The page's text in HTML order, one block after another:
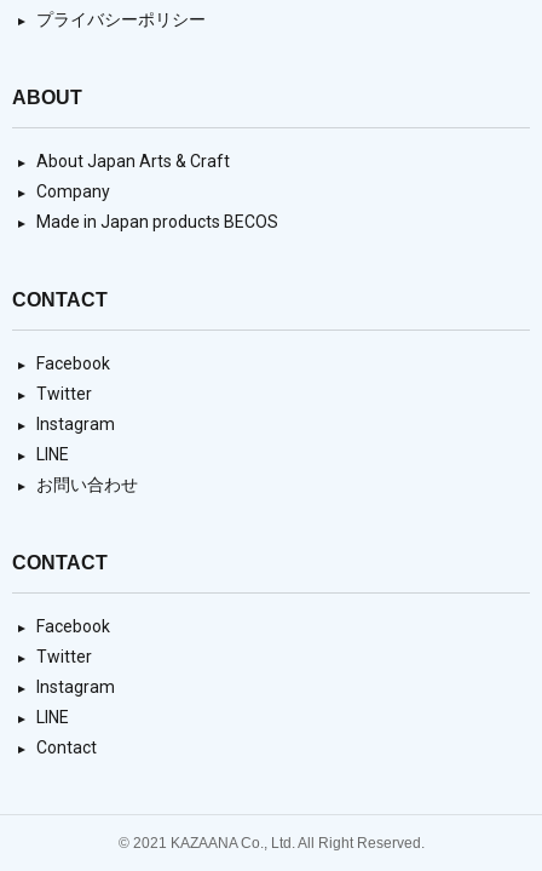
プライバシーポリシー
ABOUT
About Japan Arts & Craft
Company
Made in Japan products BECOS
CONTACT
Facebook
Twitter
Instagram
LINE
お問い合わせ
CONTACT
Facebook
Twitter
Instagram
LINE
Contact
© 2021 KAZAANA Co., Ltd. All Right Reserved.